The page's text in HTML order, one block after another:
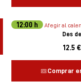
12:00 h
Afegir al
Des de
12.5 €
Comprar